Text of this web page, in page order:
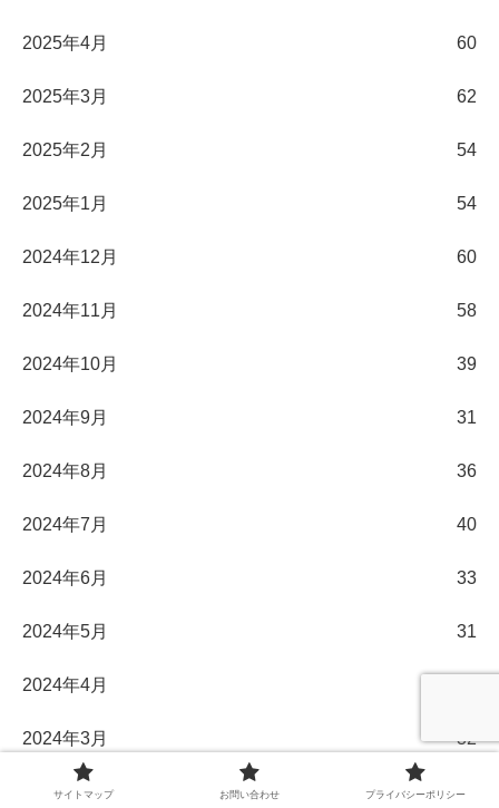
2025年4月 60
2025年3月 62
2025年2月 54
2025年1月 54
2024年12月 60
2024年11月 58
2024年10月 39
2024年9月 31
2024年8月 36
2024年7月 40
2024年6月 33
2024年5月 31
2024年4月
2024年3月 32
2024年2月 29
サイトマップ お問い合わせ プライバシーポリシー